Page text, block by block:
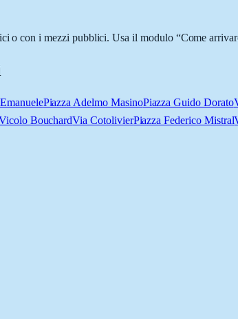
con i mezzi pubblici. Usa il modulo “Come
Piazza Adelmo MasinoPiazza Guido Dorato
BouchardVia CotolivierPiazza Federico Mistral